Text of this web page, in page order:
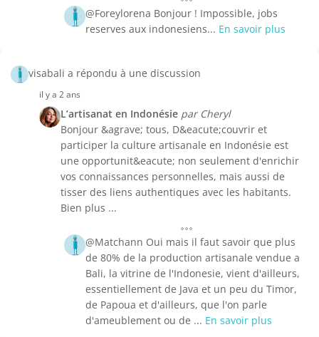
@Foreylorena Bonjour ! Impossible, jobs
reserves aux indonesiens... En savoir plus
visabali a répondu à une discussion
il y a 2 ans
L’artisanat en Indonésie par Cheryl
Bonjour &agrave; tous, D&eacute;couvrir et
participer la culture artisanale en Indonésie est
une opportunit&eacute; non seulement d'enrichir
vos connaissances personnelles, mais aussi de
tisser des liens authentiques avec les habitants.
Bien plus ...
@Matchann Oui mais il faut savoir que plus
de 80% de la production artisanale vendue a
Bali, la vitrine de l'Indonesie, vient d'ailleurs,
essentiellement de Java et un peu du Timor,
de Papoua et d'ailleurs, que l'on parle
d'ameublement ou de ... En savoir plus